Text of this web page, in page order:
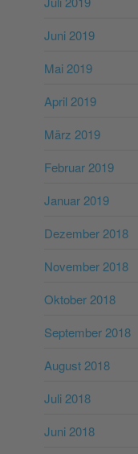
Juni 2019
Mai 2019
April 2019
März 2019
Februar 2019
Januar 2019
Dezember 2018
November 2018
Oktober 2018
September 2018
August 2018
Juli 2018
Juni 2018